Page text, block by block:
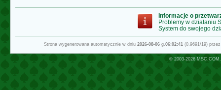
Informacje o
Problemy w działaniu
System do swojego
Strona wygenerowana automatycznie w dniu 2026-08-06g.06:02:41(0.9691/19)
© 2003-2026